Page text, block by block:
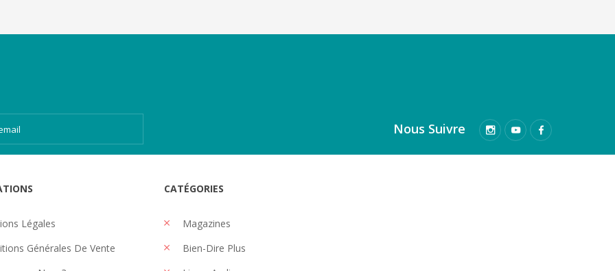
Nous Suivre
Légales
Générales De Vente
CATÉGORIES
Magazines
Bien-Dire Plus